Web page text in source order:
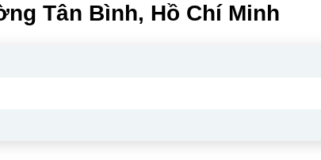
Tân Bình, Hồ Chí Minh